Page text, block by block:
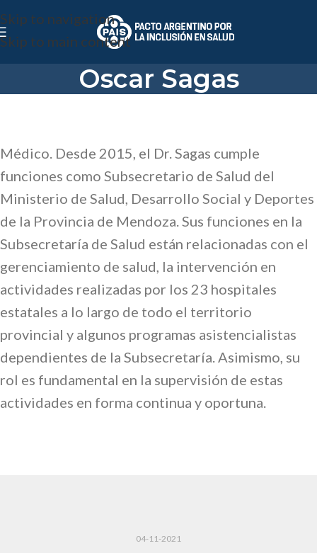
Skip to navigation
Skip to main content
Oscar Sagas
Médico. Desde 2015, el Dr. Sagas cumple
funciones como Subsecretario de Salud del
Ministerio de Salud, Desarrollo Social y Deportes
de la Provincia de Mendoza. Sus funciones en la
Subsecretaría de Salud están relacionadas con el
gerenciamiento de salud, la intervención en
actividades realizadas por los 23 hospitales
estatales a lo largo de todo el territorio
provincial y algunos programas asistencialistas
dependientes de la Subsecretaría. Asimismo, su
rol es fundamental en la supervisión de estas
actividades en forma continua y oportuna.
04-11-2021